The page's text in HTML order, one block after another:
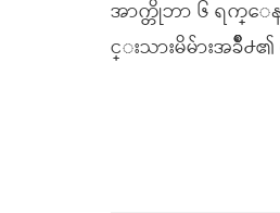
အာက္တိုဘာ ၆ ရက္ေ
င္းသားမိမ်ားအခ်ိဳ႕